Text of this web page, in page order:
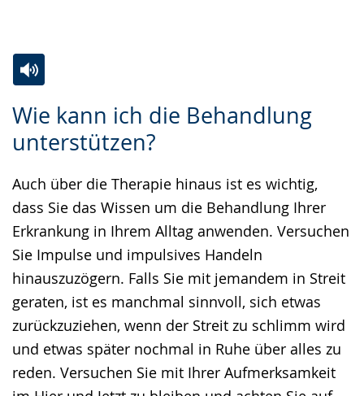
Wie kann ich die Behandlung
unterstützen?
Auch über die Therapie hinaus ist es wichtig,
dass Sie das Wissen um die Behandlung Ihrer
Erkrankung in Ihrem Alltag anwenden. Versuchen
Sie Impulse und impulsives Handeln
hinauszuzögern. Falls Sie mit jemandem in Streit
geraten, ist es manchmal sinnvoll, sich etwas
zurückzuziehen, wenn der Streit zu schlimm wird
und etwas später nochmal in Ruhe über alles zu
reden. Versuchen Sie mit Ihrer Aufmerksamkeit
Leichten
Sprache
Audio-
Unterstützung.
Video
in
Gebärdensprache
wird
angezeigt.